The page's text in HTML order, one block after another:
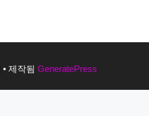
• 제작됨 GeneratePress